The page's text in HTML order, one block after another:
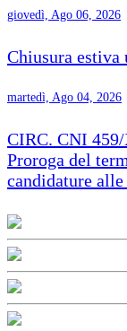
giovedì, Ago 06, 2026
Chiusura
martedì, Ago 04, 2026
CIRC. CNI
Proroga del
candidature